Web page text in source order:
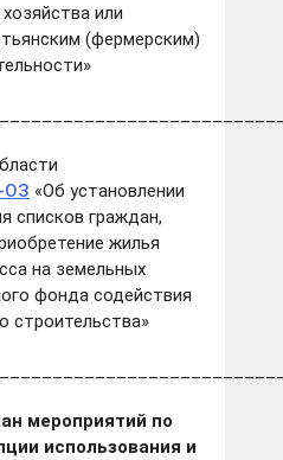
или
(фермерским)
ОЗ «Об установлении
списков граждан,
жилья
на земельных
фонда содействия
строительства»
мероприятий по
использования и